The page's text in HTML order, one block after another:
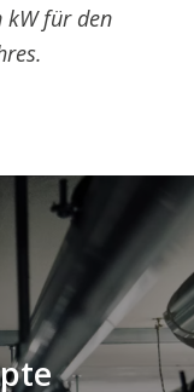
kW für den